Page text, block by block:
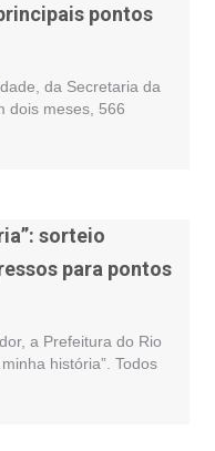
pontos
da Secretaria da
dois meses, 566
sorteio
para pontos
a Prefeitura do Rio
história”. Todos